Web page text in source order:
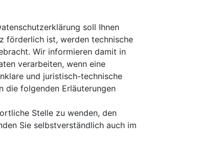
soll Ihnen
förderlich ist, werden technische
Wir informieren damit in
verarbeiten, wenn eine
und juristisch-technische
die folgenden Erläuterungen
Stelle zu wenden, den
Sie selbstverständlich auch im